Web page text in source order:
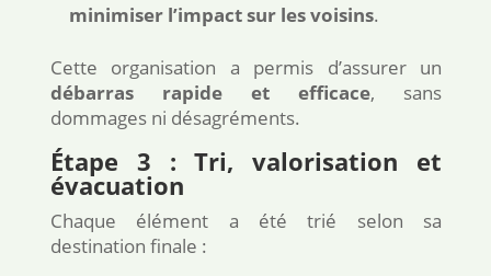
minimiser l’impact sur les voisins.
Cette organisation a permis d’assurer un
débarras rapide et efficace, sans
dommages ni désagréments.
Étape 3 : Tri, valorisation et
évacuation
Chaque élément a été trié selon sa
destination finale :